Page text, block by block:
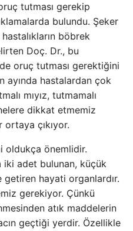
tutması gerekip
bulundu. Şeker
böbrek
Doç. Dr., bu
oruç tutması gerektiğini
ayında hastalardan çok
mıyız, tutmamalı
dikkat etmemiz
çıkıyor.
oldukça önemlidir.
adet bulunan, küçük
hayati organlardır.
gerekiyor. Çünkü
atık maddelerin
geçtiği yerdir. Özellikle